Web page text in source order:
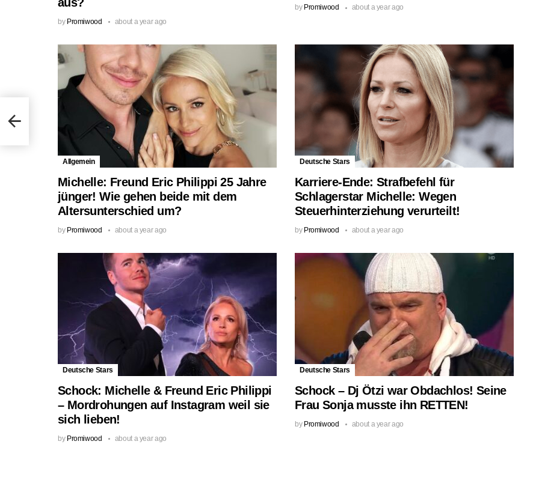
by Promiwood about a year ago
by Promiwood about a year ago
Allgemein
Michelle: Freund Eric Philippi 25 Jahre
jünger! Wie gehen beide mit dem
Altersunterschied um?
by Promiwood about a year ago
Deutsche Stars
Karriere-Ende: Strafbefehl für
Schlagerstar Michelle: Wegen
Steuerhinterziehung verurteilt!
by Promiwood about a year ago
Deutsche Stars
Schock: Michelle & Freund Eric Philippi
– Mordrohungen auf Instagram weil sie
sich lieben!
by Promiwood about a year ago
Deutsche Stars
Schock – Dj Ötzi war Obdachlos! Seine
Frau Sonja musste ihn RETTEN!
by Promiwood about a year ago